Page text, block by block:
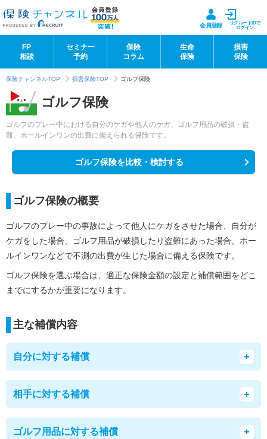
会員登録
リクルートIDで
ログイン
FP
相談
セミナー
予約
保険
コラム
生命
保険
損害
保険
保険チャンネルTOP 損害保険TOP ゴルフ保険
ゴルフ保険
ゴルフのプレー中における自分のケガや他人のケガ、ゴルフ用品の破損・盗
難、ホールインワンの出費に備えられる保険です。
ゴルフ保険を比較・検討する
ゴルフ保険の概要
ゴルフのプレー中の事故によって他人にケガをさせた場合、自分が
ケガをした場合、ゴルフ用品が破損したり盗難にあった場合、ホー
ルインワンなどで不測の出費が生じた場合に備える保険です。
ゴルフ保険を選ぶ場合は、適正な保険金額の設定と補償範囲をどこ
までにするかが重要になります。
主な補償内容
自分に対する補償
相手に対する補償
ゴルフ用品に対する補償